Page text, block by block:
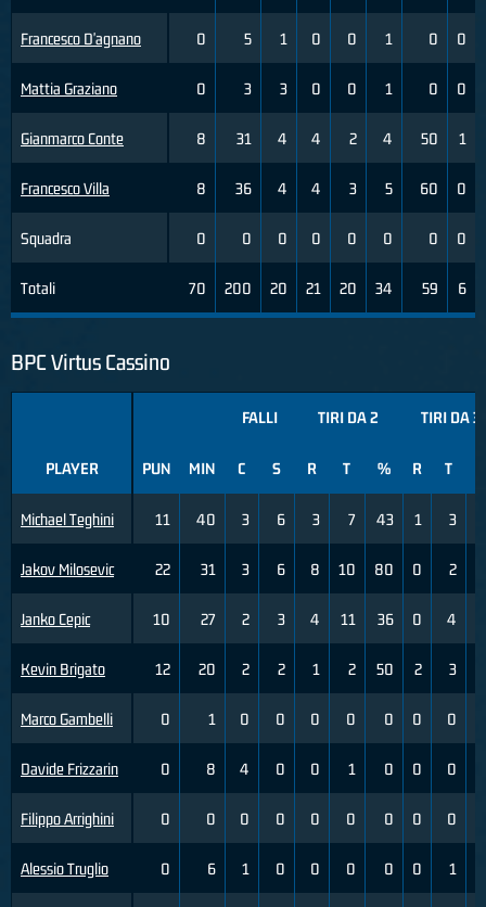
Francesco D'agnano
Mattia Graziano
Gianmarco Conte
Francesco Villa
Squadra
Totali
0 5 1 0 0 1 0 0
0 3 3 0 0 1 0 0
8 31 4 4 2 4 50 1
8 36 4 4 3 5 60 0
0 0 0 0 0 0 0 0
70 200 20 21 20 34 59 6
BPC Virtus Cassino
PLAYER
Michael Teghini
Jakov Milosevic
Janko Cepic
Kevin Brigato
Marco Gambelli
Davide Frizzarin
Filippo Arrighini
Alessio Truglio
FALLI TIRI DA 2 TIRI DA 3
PUN MIN C S R T % R T
11 40 3 6 3 7 43 1 3
22 31 3 6 8 10 80 0 2
10 27 2 3 4 11 36 0 4
12 20 2 2 1 2 50 2 3
0 1 0 0 0 0 0 0 0
0 8 4 0 0 1 0 0 0
0 0 0 0 0 0 0 0 0
0 6 1 0 0 0 0 0 1